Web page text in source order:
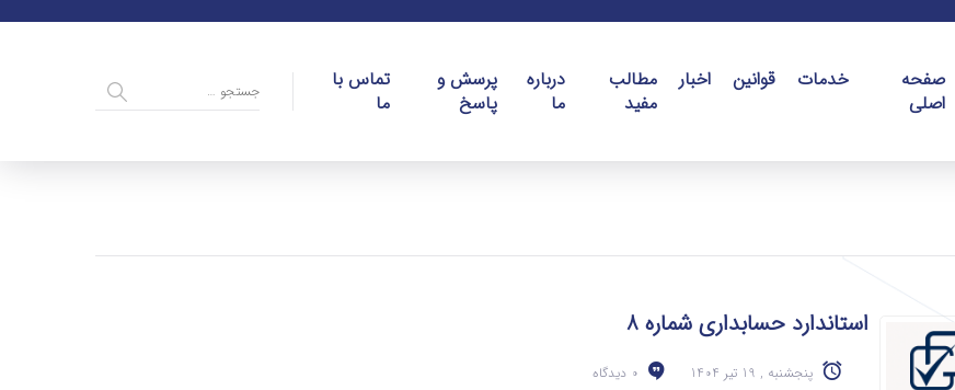
صفحه
اصلی
خدمات قوانین اخبار
مطالب
مفید
درباره
ما
پرسش و
پاسخ
تماس با
ما
استاندارد حسابداری شماره 8
پنجشنبه , 19 تیر 1404 0 دیدگاه